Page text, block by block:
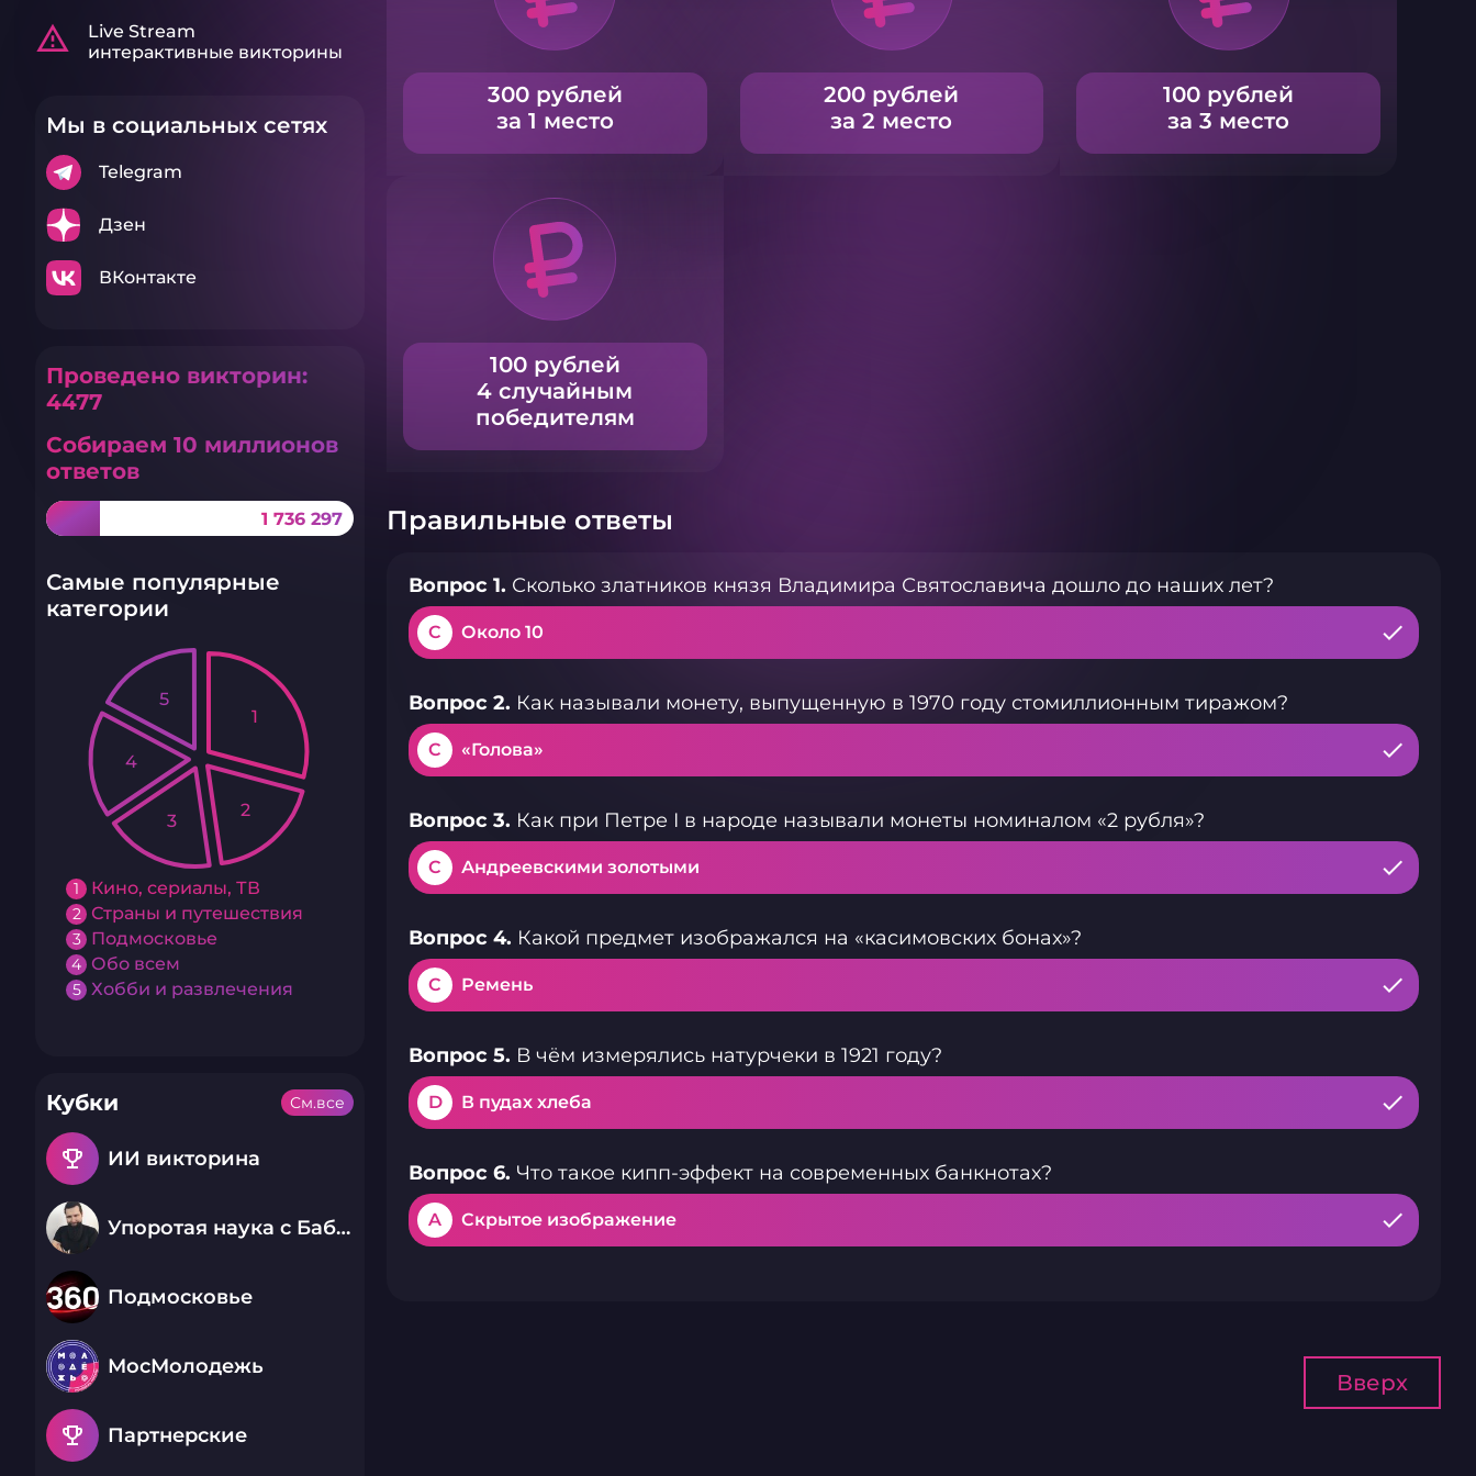
warning_amber
Live Stream
интерактивные викторины
Мы в социальных сетях
Telegram
Дзен
ВКонтакте
Проведено викторин:
4477
Собираем 10 миллионов
ответов
1 736 297
Самые популярные
категории
1 Кино, сериалы, ТВ
2 Страны и путешествия
3 Подмосковье
4 Обо всем
5 Хобби и развлечения
1
2
3
4
5
Кубки
emoji_events ИИ викторина
Упоротая наука с Бабаем Лютым
Подмосковье
МосМолодежь
emoji_events Партнерские
См.все
300 рублей
за 1 место
200 рублей
за 2 место
100 рублей
за 3 место
100 рублей
4 случайным
победителям
Правильные ответы
Вопрос 1. Сколько златников князя Владимира Святославича дошло до наших лет?
C Около 10
Вопрос 2. Как называли монету, выпущенную в 1970 году стомиллионным тиражом?
C «Голова»
Вопрос 3. Как при Петре I в народе называли монеты номиналом «2 рубля»?
C Андреевскими золотыми
Вопрос 4. Какой предмет изображался на «касимовских бонах»?
C Ремень
Вопрос 5. В чём измерялись натурчеки в 1921 году?
D В пудах хлеба
Вопрос 6. Что такое кипп-эффект на современных банкнотах?
A Скрытое изображение
Вверх